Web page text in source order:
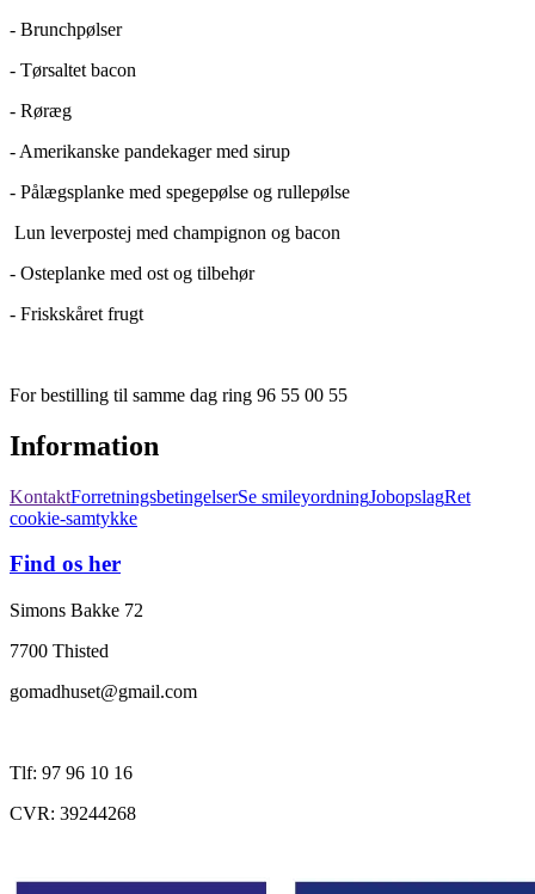
- Brunchpølser
- Tørsaltet bacon
- Røræg
- Amerikanske pandekager med sirup
- Pålægsplanke med spegepølse og rullepølse
Lun leverpostej med champignon og bacon
- Osteplanke med ost og tilbehør
- Friskskåret frugt
For bestilling til samme dag ring 96 55 00 55
Information
KontaktForretningsbetingelserSe smileyordningJobopslagRet
cookie-samtykke
Find os her
Simons Bakke 72
7700 Thisted
gomadhuset@gmail.com
Tlf: 97 96 10 16
CVR: 39244268